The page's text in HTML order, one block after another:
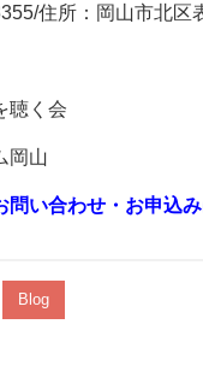
住所：岡山市北区
聴く会
岡山
い合わせ・お申込
Blog